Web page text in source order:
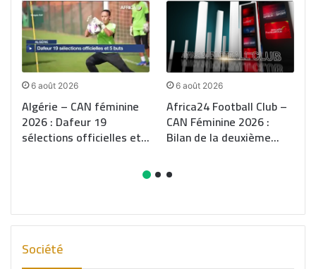
6 août 2026
Algérie – CAN féminine
2026 : Dafeur 19
sélections officielles et
6 août 2026
Africa24 Football Club –
CAN Féminine 2026 :
Bilan de la deuxième
Société